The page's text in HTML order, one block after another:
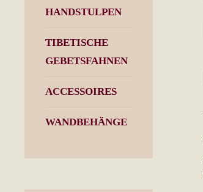
HANDSTULPEN
TIBETISCHE
GEBETSFAHNEN
ACCESSOIRES
WANDBEHÄNGE